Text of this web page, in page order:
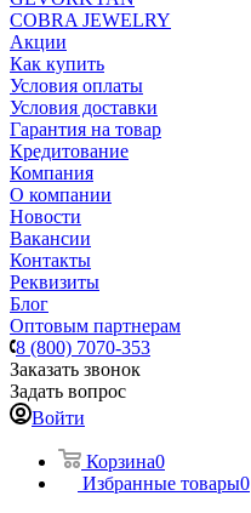
COBRA JEWELRY
Акции
Как купить
Условия оплаты
Условия доставки
Гарантия на товар
Кредитование
Компания
О компании
Новости
Вакансии
Контакты
Реквизиты
Блог
Оптовым партнерам
8 (800) 7070-353
Заказать звонок
Задать вопрос
Войти
Корзина0
Избранные товары0